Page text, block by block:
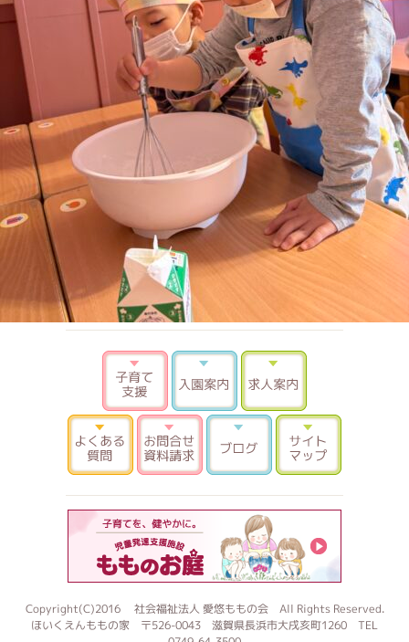
子育て支援入園案内
よくある質問お問合せ 資料請求
ブログ
Copyright(C)2016 社会福祉法人 愛悠ももの会 All Rights Reserved.
ほいくえんももの家 〒526-0043 滋賀県長浜市大戌亥町1260 TEL